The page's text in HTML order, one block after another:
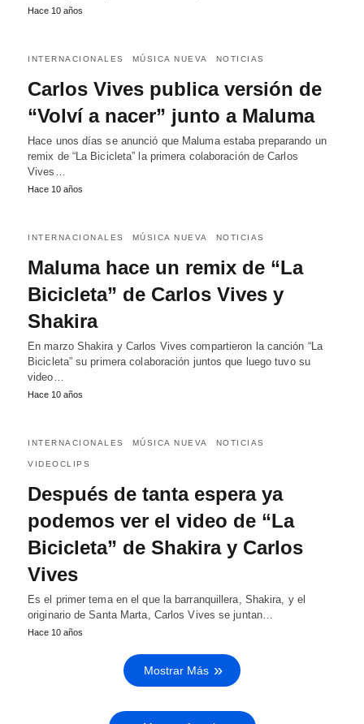
Hace 10 años
INTERNACIONALES MÚSICA NUEVA NOTICIAS
Carlos Vives publica versión de
“Volví a nacer” junto a Maluma
Hace unos días se anunció que Maluma estaba preparando un
remix de “La Bicicleta” la primera colaboración de Carlos
Vives…
Hace 10 años
INTERNACIONALES MÚSICA NUEVA NOTICIAS
Maluma hace un remix de “La
Bicicleta” de Carlos Vives y
Shakira
En marzo Shakira y Carlos Vives compartieron la canción “La
Bicicleta” su primera colaboración juntos que luego tuvo su
video…
Hace 10 años
INTERNACIONALES MÚSICA NUEVA NOTICIAS
VIDEOCLIPS
Después de tanta espera ya
podemos ver el video de “La
Bicicleta” de Shakira y Carlos
Vives
Es el primer tema en el que la barranquillera, Shakira, y el
originario de Santa Marta, Carlos Vives se juntan…
Hace 10 años
Mostrar Más